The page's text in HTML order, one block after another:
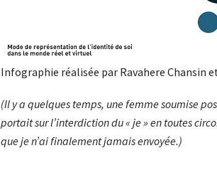
Infographie réalisée par Ravahere Chansin
(Il y a quelques temps, une femme soumise
portait sur l’interdiction du « je » en toutes
que je n’ai finalement jamais envoyée.)